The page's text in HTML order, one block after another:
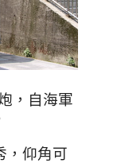
，自海軍
，仰角可